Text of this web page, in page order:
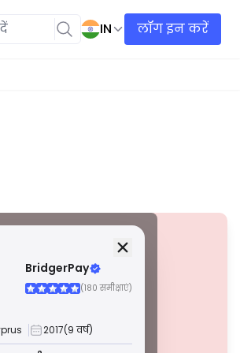
IN लॉग इन करें
BridgerPay
(180 समीक्षाएं)
2017(9 वर्ष)
चेतावनी
लाइसेंस
स्तर पर प्रसिद्ध नियामकों द्वारा जारी किए गए, ये लाइसेंस
और AML/CTF मानकों का पालन सुरक्षा को और बढ़ाता